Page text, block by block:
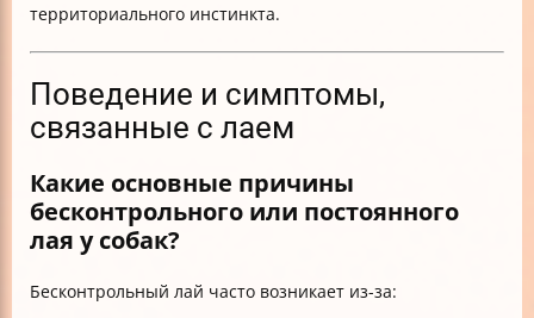
территориального инстинкта.
Поведение и симптомы,
связанные с лаем
Какие основные причины
бесконтрольного или постоянного
лая у собак?
Бесконтрольный лай часто возникает из-за: